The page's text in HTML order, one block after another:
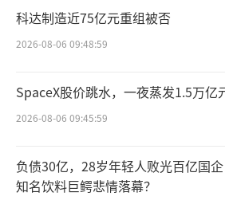
特应性皮炎（AD）是最
病，在不同的患者亚群中具
机制，具有高度异质性。其
导的皮肤炎症，IL-31影响皮
伤。目前的治疗方法不能提
的缓解，大约70%的患者不
症性皮肤病的缓解。
科达制造近75亿元重组被否
2026-08-06 09:48:59
SpaceX股价跳水，一夜蒸发1.5万亿
2026-08-06 09:45:59
负债30亿，28岁年轻人败光百亿国企
知名饮料巨鳄悲情落幕？